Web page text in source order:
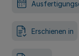
Erschienen in